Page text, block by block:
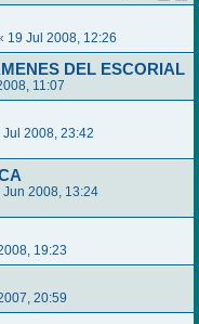
19 Jul 2008, 12:26
DEL ESCORIAL
11:07
Jul 2008, 23:42
Jun 2008, 13:24
19:23
20:59